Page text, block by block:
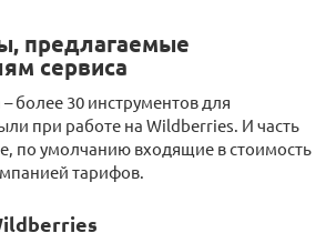
предлагаемые
сервиса
– более 30 инструментов для
при работе на Wildberries. И часть
по умолчанию входящие в стоимость
тарифов.